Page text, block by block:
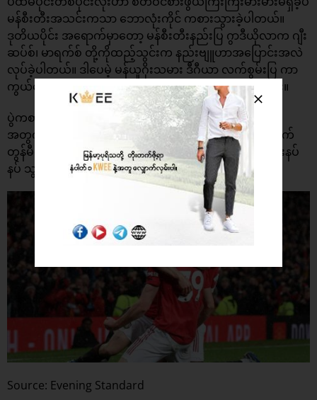
မန်စီးတီးအသင်းကသာ ဘောလုံးကိုင် ကစားသွားခဲ့ပါတယ်။
ဒုတိယပိုင်း အရောက်မှာတော့ မန်စီးတီးနည်းပြ ဂွာဒီယိုလာက ဂျီး
ဆပ်စ်၊ မာရက်စ် တို့ကိုထည့်သွင်းက နည်းဗျူဟာအပြောင်းအလဲ
လုပ်ခဲ့ပါတယ်။ ဒါပေမဲ့ မန်ယူဂိုးသမား ဒီဂီယာ လက်စွမ်းပြ ကာ
ကွယ်နေခဲ့တာကြောင့် ချေပဂိုး သွင်းယူနိူင်ခဲ့ခြင်း မရှိခဲ့ပါဘူး။
ပွဲကစားချိန်ပြည့်လို့ နာကျင်အချိန်ပို မိနစ်မှာ မန်ယူအသင်း
အတွက် အနိူင်သေချာစေမဲ့ ဂိုးကို ကွင်းလယ်ကစားသမား မက်
တွန်မီနေး ကမန်စီးတီး ဂိုးသမားရဲ့အမှားကနေတဆင့် ပါးပါးနပ်
နပ် သွင်းယူပေးသွားခဲ့ပါတယ်။
Source: Evening Standard